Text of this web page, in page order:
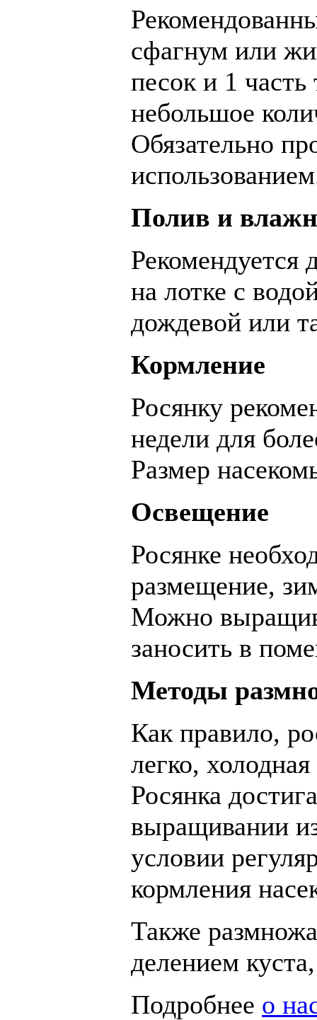
сфагнум или
песок и 1
небольшое
Обязательно
Полив и
Рекомендуется
на лотке с
дождевой или
Кормление
Росянку
недели для
Размер
Освещение
Росянке
размещение,
Можно
заносить в
Методы
Как правило,
легко,
Росянка
выращивании
условии
кормления
Также
делением
Подробнее о